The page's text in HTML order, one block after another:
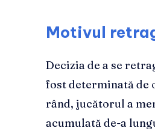
Motivul
Decizia de a se
fost determinată de
rând, jucătorul a
acumulată de-a